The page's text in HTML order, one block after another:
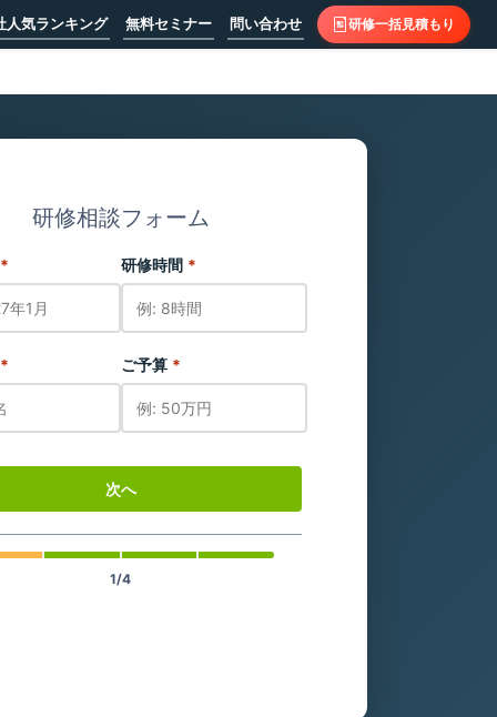
人気ランキング 無料セミナー 問い合わせ 研修一括見積もり
研修相談フォーム
* 研修時間 *
* ご予算 *
次へ
1/4